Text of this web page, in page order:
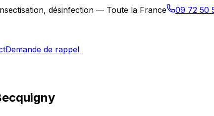
désinfection — Toute la France 09 72 50
Demande de rappel